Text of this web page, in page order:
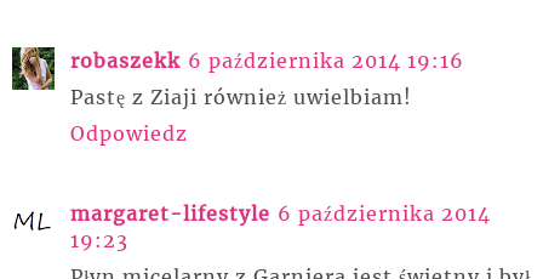
robaszekk 6 października 2014 19:16
Pastę z Ziaji również uwielbiam!
Odpowiedz
margaret-lifestyle 6 października 2014
19:23